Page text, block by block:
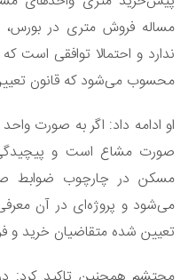
مساله فروش متری در بورس،
ندارد و احتمالا توافقی است
محسوب می‌شود که قانون
او ادامه داد: اگر به صورت
صورت مشاع است و
مسکن در چارچوب ضوابط
می‌شود و پروژه‌ای در آن
تعیین شده متقاضیان خرید و